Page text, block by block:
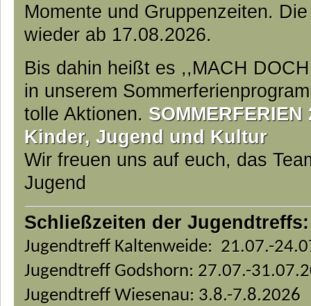
Momente und Gruppenzeiten.
wieder ab 17.08.2026.
Bis dahin heißt es ,,MACH
in unserem
tolle Aktionen.
Kinder, Jugend und Kultur
Wir freuen uns auf euch, das
Jugend
Schließzeiten der Jugendtreffs:
Jugendtreff Kaltenweide: 21.07.-
Jugendtreff Godshorn: 27.07.-
Jugendtreff Wiesenau: 3.8.-7.8.2026